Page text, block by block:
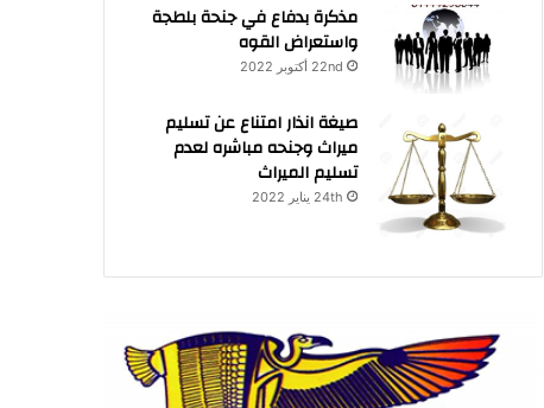
مذكرة بدفاع في جنحة بلطجة
واستعراض القوه
22nd أكتوبر 2022
صيغة انذار امتناع عن تسليم
ميراث وجنحه مباشره لعدم
تسليم الميراث
24th يناير 2022